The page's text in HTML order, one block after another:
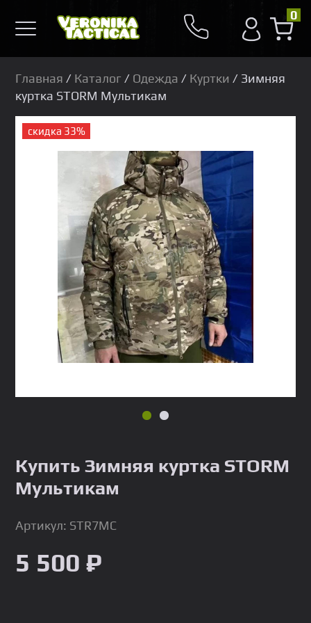
0
Главная / Каталог / Одежда / Куртки / Зимняя
куртка STORM Мультикам
Купить Зимняя куртка STORM
Мультикам
скидка 33%
Артикул: STR7MC
5 500 ₽